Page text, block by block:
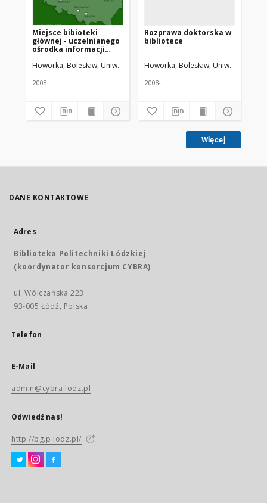
Miejsce bibioteki
głównej - uczelnianego
ośrodka informacji
ustawy "Prawo o
Howorka, Bolesław Uniwersytet Medyczny w Łodzi
2008
Rozprawa doktorska w
bibliotece
Howorka, Bolesław Uniwersytet
2008-.
Więcej
DANE KONTAKTOWE
Adres
Biblioteka Politechniki Łódzkiej
(koordynator konsorcjum CYBRA)
ul. Wólczańska 223
93-005 Łódź, Polska
Telefon
E-Mail
admin@cybra.lodz.pl
Odwiedź nas!
http://bg.p.lodz.pl/